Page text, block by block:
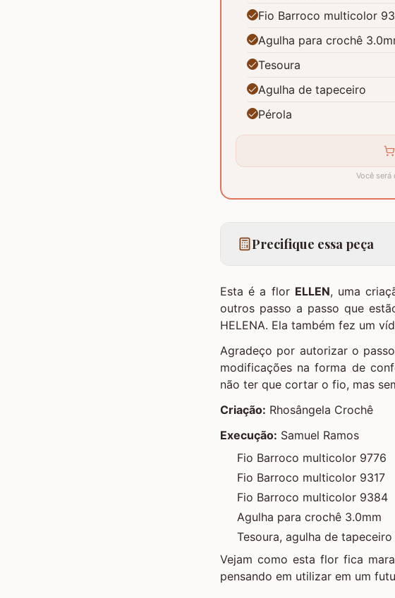
Fio Barroco multicolor
Agulha para crochê
Tesoura
Agulha de tapeceiro
Pérola
Você
Precifique essa peça
Esta é a flor ELLEN, uma
outros passo a passo que
HELENA. Ela também fez um
Agradeço por autorizar o
modificações na forma de
não ter que cortar o fio, mas
Criação: Rhosângela Crochê
Execução: Samuel Ramos
Fio Barroco multicolor 9776
Fio Barroco multicolor 9317
Fio Barroco multicolor 9384
Agulha para crochê 3.0mm
Tesoura, agulha de
Vejam como esta flor fica
pensando em utilizar em um